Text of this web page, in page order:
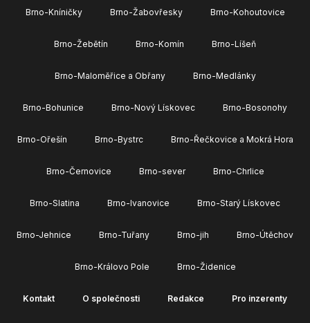
Brno-Kníničky Brno-Žabovřesky Brno-Kohoutovice
Brno-Žebětín Brno-Komín Brno-Líšeň
Brno-Maloměřice a Obřany Brno-Medlánky
Brno-Bohunice Brno-Nový Lískovec Brno-Bosonohy
Brno-Ořešín Brno-Bystrc Brno-Řečkovice a Mokrá Hora
Brno-Černovice Brno-sever Brno-Chrlice
Brno-Slatina Brno-Ivanovice Brno-Starý Lískovec
Brno-Jehnice Brno-Tuřany Brno-jih Brno-Útěchov
Brno-Královo Pole Brno-Židenice
Kontakt O společnosti Redakce Pro inzerenty